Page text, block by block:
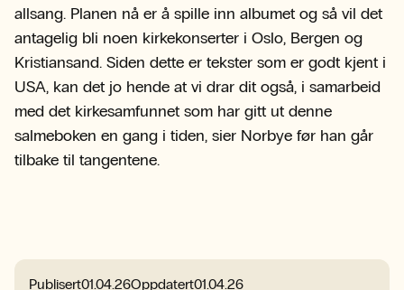
allsang. Planen nå er å spille inn albumet og så vil det
antagelig bli noen kirkekonserter i Oslo, Bergen og
Kristiansand. Siden dette er tekster som er godt kjent i
USA, kan det jo hende at vi drar dit også, i samarbeid
med det kirkesamfunnet som har gitt ut denne
salmeboken en gang i tiden, sier Norbye før han går
tilbake til tangentene.
Publisert01.04.26Oppdatert01.04.26